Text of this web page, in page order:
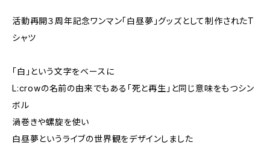
活動再開３周年記念ワンマン「白昼夢」グッズとして制作されたT
シャツ
「白」という文字をベースに
L:crowの名前の由来でもある「死と再生」と同じ意味をもつシン
ボル
渦巻きや螺旋を使い
白昼夢というライブの世界観をデザインしました